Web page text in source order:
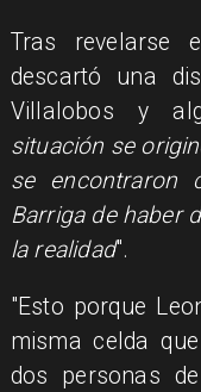
Tras revelarse
descartó una
Villalobos y
situación se
se encontraron
Barriga de haber
la realidad".
"Esto porque
misma celda
dos personas